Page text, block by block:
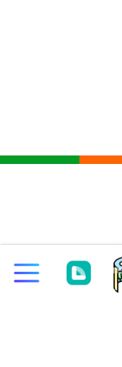
CNPJ: 03.311.588/0001-
Instituto de